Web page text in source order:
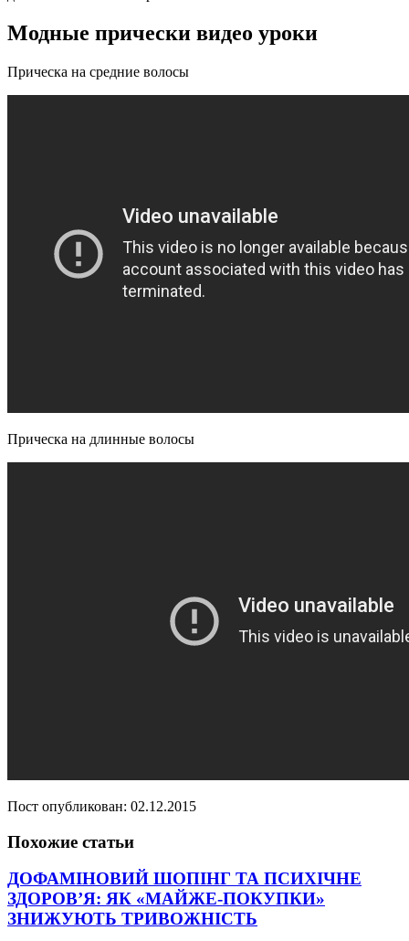
Модные прически видео уроки
Прическа на средние волосы
Прическа на длинные волосы
Пост опубликован: 02.12.2015
Похожие статьи
ДОФАМІНОВИЙ ШОПІНГ ТА ПСИХІЧНЕ
ЗДОРОВ’Я: ЯК «МАЙЖЕ-ПОКУПКИ»
ЗНИЖУЮТЬ ТРИВОЖНІСТЬ